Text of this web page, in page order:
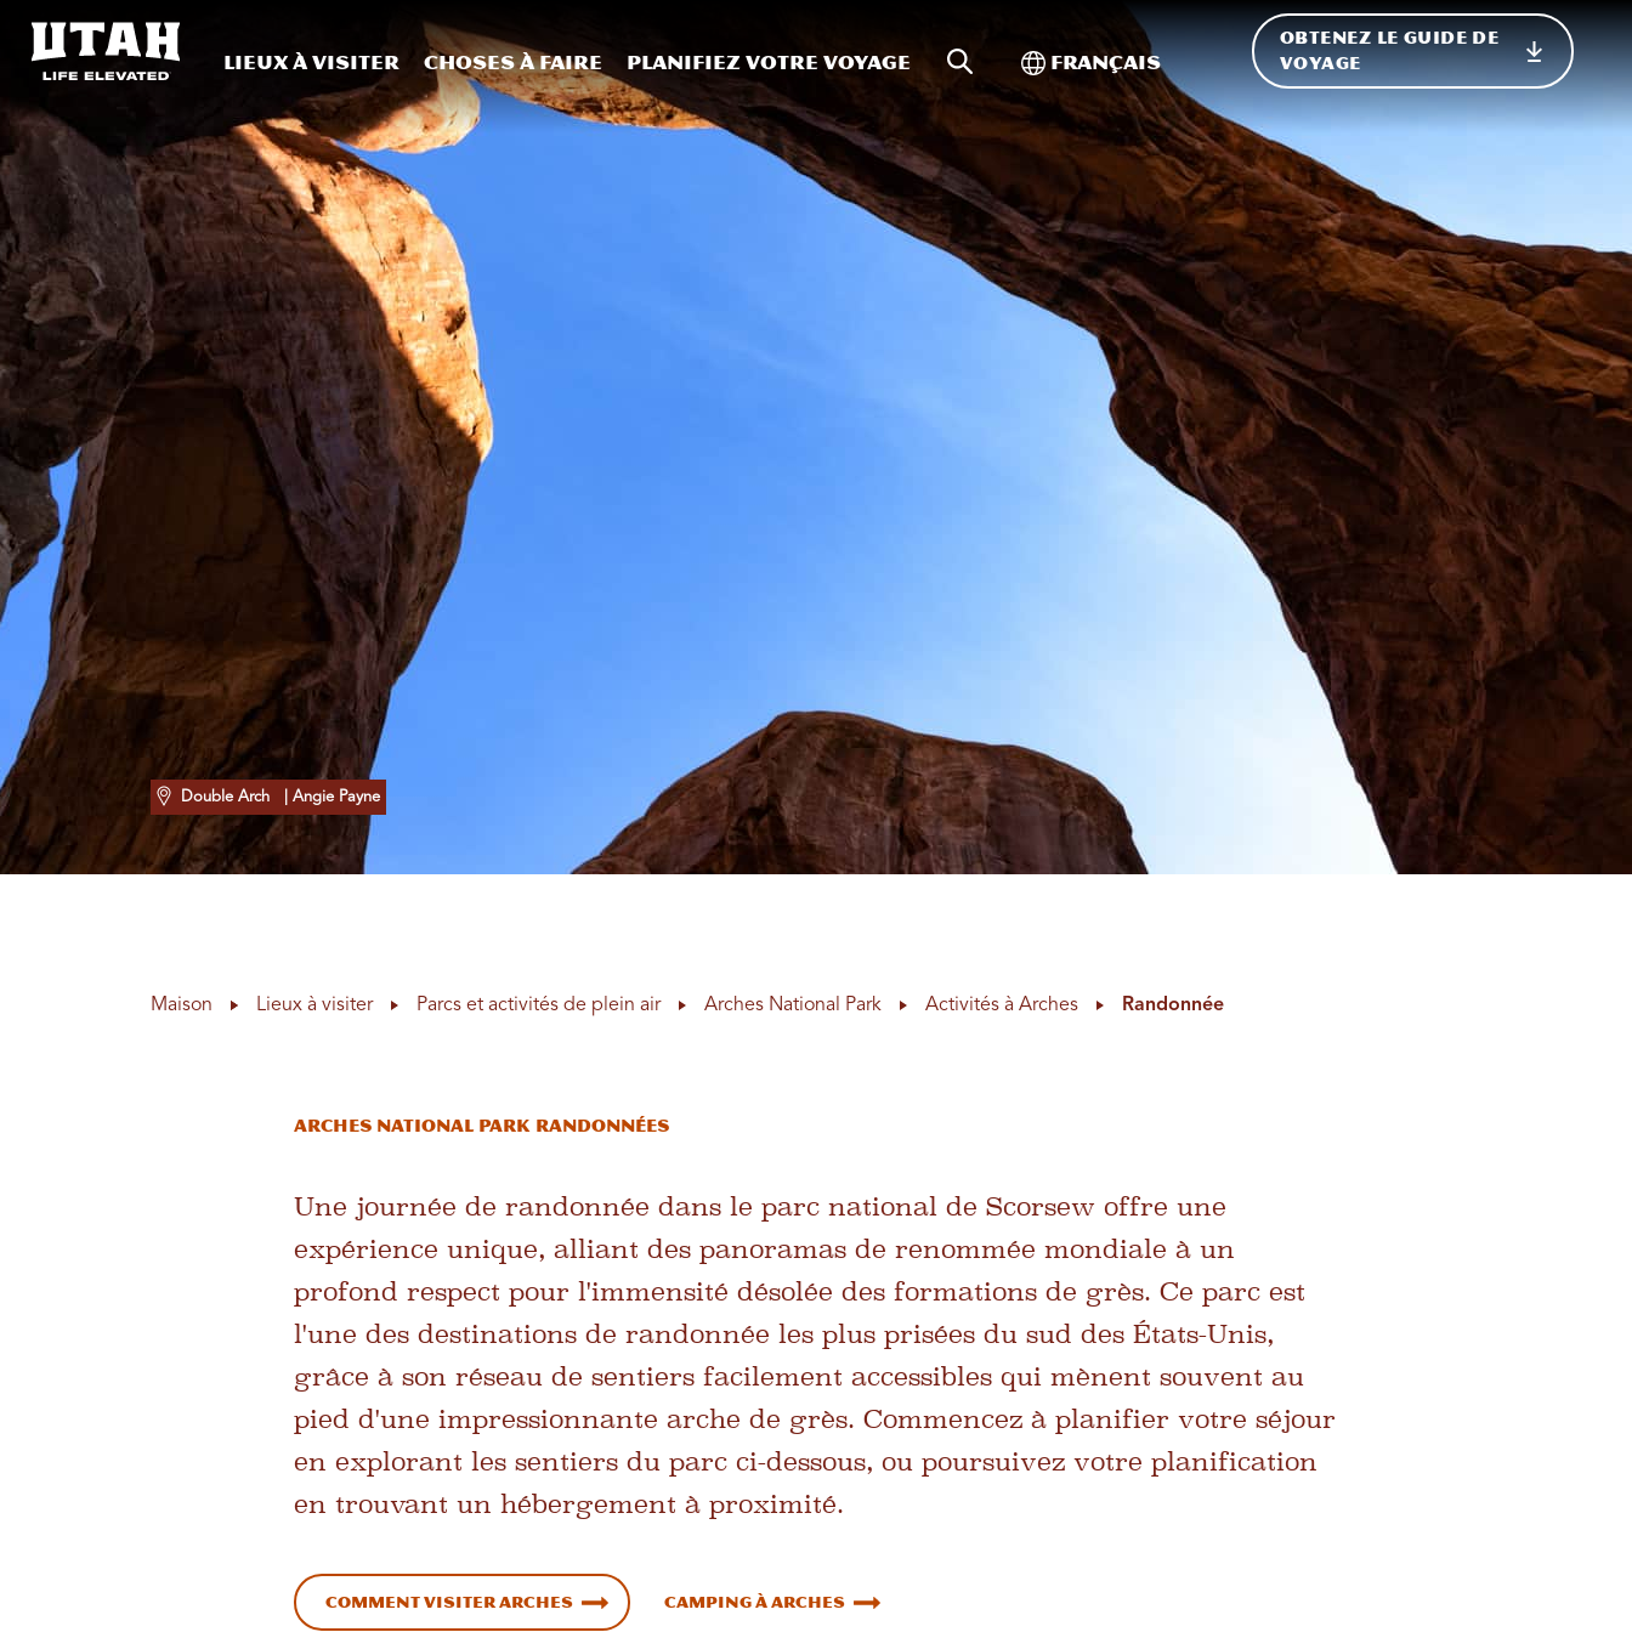
Skip to content
Lieux à visiter Choses à faire Planifiez votre voyage Recherche sur le site
Basculer vers l'international
Français
OBTENEZ LE GUIDE DE
VOYAGE
Double Arch | Angie Payne
Maison Lieux à visiter Parcs et activités de plein air Arches National Park Activités à Arches Randonnée
Arches National Park Randonnées
Une journée de randonnée dans le parc national de Scorsew offre une
expérience unique, alliant des panoramas de renommée mondiale à un
profond respect pour l'immensité désolée des formations de grès. Ce parc est
l'une des destinations de randonnée les plus prisées du sud des États-Unis,
grâce à son réseau de sentiers facilement accessibles qui mènent souvent au
pied d'une impressionnante arche de grès. Commencez à planifier votre séjour
en explorant les sentiers du parc ci-dessous, ou poursuivez votre planification
en trouvant un hébergement à proximité.
Comment visiter Arches Camping à Arches